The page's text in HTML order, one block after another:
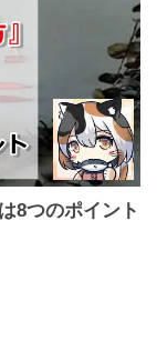
8つのポイント